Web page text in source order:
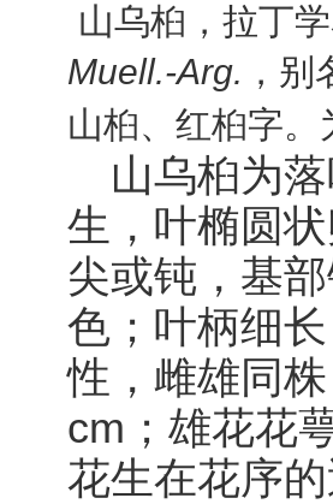
山乌桕，拉丁
Muell.-Arg. ，
山桕、红桕字
山乌桕为落
生，叶椭圆
尖或钝，基
色；叶柄细
性，雌雄同
cm；雄花花
花生在花序